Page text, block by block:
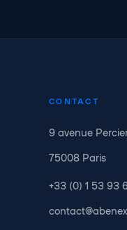
CONTACT
9 avenue
75008 Paris
+33 (0) 1 53 93